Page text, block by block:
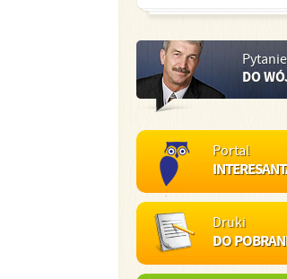
Pytanie
DO
Portal
Druki
DO